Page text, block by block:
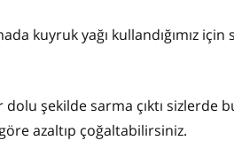
kuyruk yağı kullandığımız için
şekilde sarma çıktı sizlerde
azaltıp çoğaltabilirsiniz.